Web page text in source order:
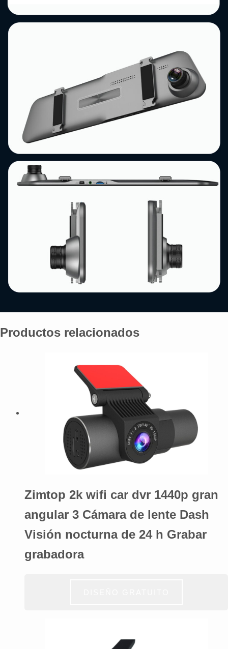
Productos relacionados
Zimtop 2k wifi car dvr 1440p gran
angular 3 Cámara de lente Dash
Visión nocturna de 24 h Grabar
grabadora